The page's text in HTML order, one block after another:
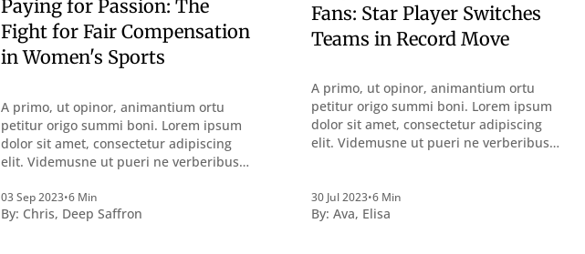
Paying for Passion: The
Fight for Fair Compensation
in Women's Sports
A primo, ut opinor, animantium ortu
petitur origo summi boni. Lorem ipsum
dolor sit amet, consectetur adipiscing
elit. Videmusne ut pueri ne verberibus
perquirendisque deterreantur?
Summum ením bonum exposuit
03 Sep 2023•6 Min
By: Chris, Deep Saffron
Fans: Star Player Switches
Teams in Record Move
A primo, ut opinor, animantium ortu
petitur origo summi boni. Lorem ipsum
dolor sit amet, consectetur adipiscing
elit. Videmusne ut pueri ne verberibus
Summum ením bonum exposuit
vacuitatem doloris; Nullum inveniri
30 Jul 2023•6 Min
By: Ava, Elisa